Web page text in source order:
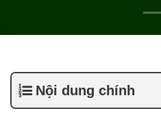
Nội dung chính